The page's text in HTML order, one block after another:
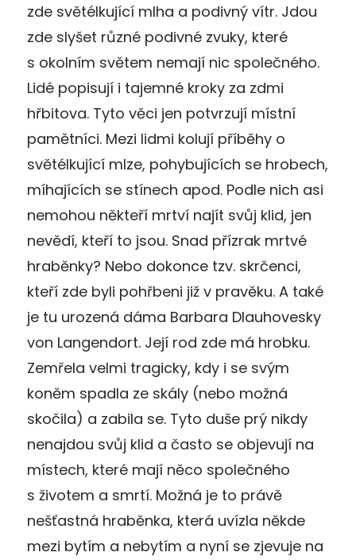
zde světélkující mlha a podivný vítr. Jdou
zde slyšet různé podivné zvuky, které
s okolním světem nemají nic společného.
Lidé popisují i tajemné kroky za zdmi
hřbitova. Tyto věci jen potvrzují místní
pamětníci. Mezi lidmi kolují příběhy o
světélkující mlze, pohybujících se hrobech,
míhajících se stínech apod. Podle nich asi
nemohou někteří mrtví najít svůj klid, jen
nevědí, kteří to jsou. Snad přízrak mrtvé
hraběnky? Nebo dokonce tzv. skrčenci,
kteří zde byli pohřbeni již v pravěku. A také
je tu urozená dáma Barbara Dlauhovesky
von Langendort. Její rod zde má hrobku.
Zemřela velmi tragicky, kdy i se svým
koněm spadla ze skály (nebo možná
skočila) a zabila se. Tyto duše prý nikdy
nenajdou svůj klid a často se objevují na
místech, které mají něco společného
s životem a smrtí. Možná je to právě
nešťastná hraběnka, která uvízla někde
mezi bytím a nebytím a nyní se zjevuje na